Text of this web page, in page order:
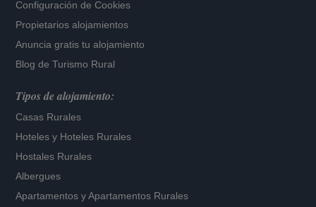
Configuración de Cookies
Propietarios alojamientos
Anuncia gratis tu alojamiento
Blog de Turismo Rural
Tipos de alojamiento:
Casas Rurales
Hoteles y Hoteles Rurales
Hostales Rurales
Albergues
Apartamentos yApartamentos Rurales